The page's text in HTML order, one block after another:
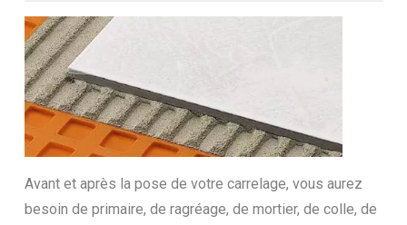
Avant et après la pose de votre carrelage, vous aurez
besoin de primaire, de ragréage, de mortier, de colle, de